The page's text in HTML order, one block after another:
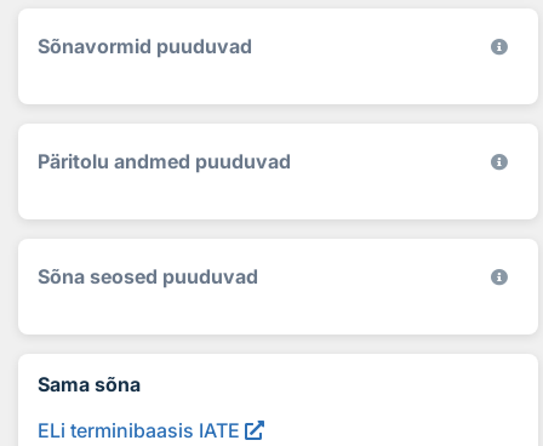
Sõnavormid puuduvad
Päritolu andmed puuduvad
Sõna seosed puuduvad
Sama sõna
ELi terminibaasis IATE